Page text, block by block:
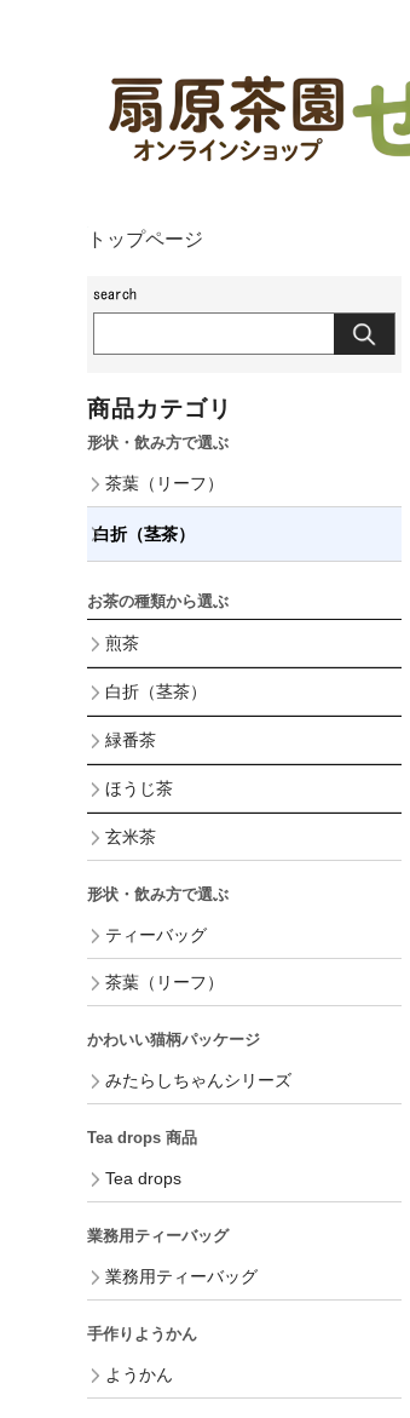
トップページ
商品カテゴリ
形状・飲み方で選ぶ
茶葉（リーフ）
白折（茎茶）
お茶の種類から選ぶ
煎茶
白折（茎茶）
緑番茶
ほうじ茶
玄米茶
形状・飲み方で選ぶ
ティーバッグ
茶葉（リーフ）
かわいい猫柄パッケージ
みたらしちゃんシリーズ
Tea drops 商品
Tea drops
業務用ティーバッグ
業務用ティーバッグ
手作りようかん
ようかん